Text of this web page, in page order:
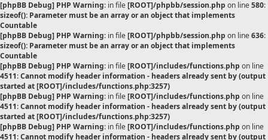
[phpBB Debug] PHP Warning: in file[ROOT]/phpbb/session.php on line580:
sizeof(): Parameter must be an array or an object that implements
Countable
[phpBB Debug] PHP Warning: in file[ROOT]/phpbb/session.php on line636:
sizeof(): Parameter must be an array or an object that implements
Countable
[phpBB Debug] PHP Warning: in file[ROOT]/includes/functions.php on line
4511:Cannot modify header information - headers already sent by (output
started at [ROOT]/includes/functions.php:3257)
[phpBB Debug] PHP Warning: in file[ROOT]/includes/functions.php on line
4511:Cannot modify header information - headers already sent by (output
started at [ROOT]/includes/functions.php:3257)
[phpBB Debug] PHP Warning: in file[ROOT]/includes/functions.php on line
4511:Cannot modify header information - headers already sent by (output